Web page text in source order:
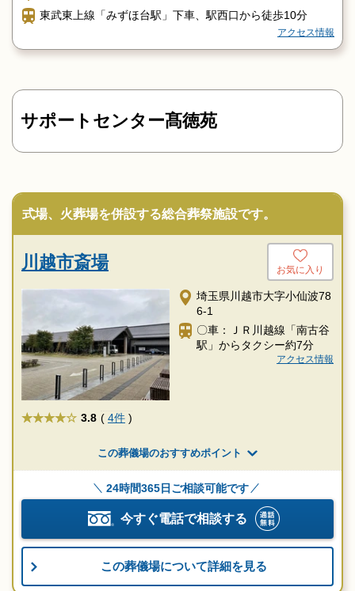
東武東上線「みずほ台駅」下車、駅西口から徒歩10分
アクセス情報
サポートセンター髙徳苑
式場、火葬場を併設する総合葬祭施設です。
川越市斎場 お気に入り
埼玉県川越市大字小仙波78
6-1
〇車：ＪＲ川越線「南古谷
駅」からタクシー約7分
アクセス情報
★★★★ 3.8 ( 4件 )
この葬儀場のおすすめポイント
24時間365日ご相談可能です
今すぐ電話で相談する
この葬儀場について詳細を見る